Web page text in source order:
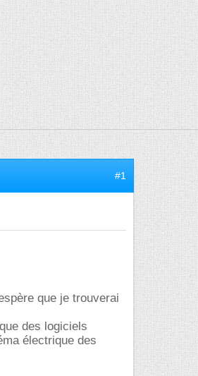
#1
que je trouverai
des logiciels
électrique des